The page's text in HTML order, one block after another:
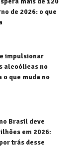
de 2026: o que
impulsionar
alcoólicas no
o que muda no
Brasil deve
em 2026:
trás desse